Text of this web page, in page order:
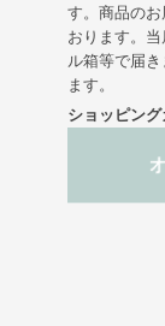
す。商品の
おります。
ル箱等で届
ます。
ショッピン